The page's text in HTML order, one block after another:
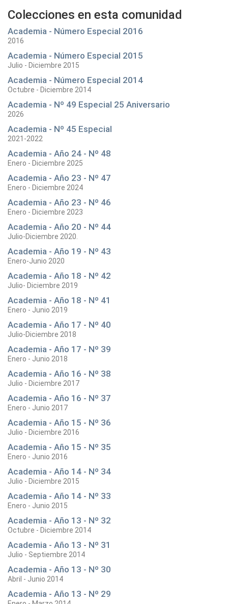
Colecciones en esta comunidad
Academia - Número Especial 2016
2016
Academia - Número Especial 2015
Julio - Diciembre 2015
Academia - Número Especial 2014
Octubre - Diciembre 2014
Academia - Nº 49 Especial 25 Aniversario
2026
Academia - Nº 45 Especial
2021-2022
Academia - Año 24 - Nº 48
Enero - Diciembre 2025
Academia - Año 23 - Nº 47
Enero - Diciembre 2024
Academia - Año 23 - Nº 46
Enero - Diciembre 2023
Academia - Año 20 - Nº 44
Julio-Diciembre 2020.
Academia - Año 19 - Nº 43
Enero-Junio 2020
Academia - Año 18 - Nº 42
Julio- Diciembre 2019
Academia - Año 18 - Nº 41
Enero - Junio 2019
Academia - Año 17 - Nº 40
Julio-Diciembre 2018
Academia - Año 17 - Nº 39
Enero - Junio 2018
Academia - Año 16 - Nº 38
Julio - Diciembre 2017
Academia - Año 16 - Nº 37
Enero - Junio 2017
Academia - Año 15 - Nº 36
Julio - Diciembre 2016
Academia - Año 15 - Nº 35
Enero - Junio 2016
Academia - Año 14 - Nº 34
Julio - Diciembre 2015
Academia - Año 14 - Nº 33
Enero - Junio 2015
Academia - Año 13 - Nº 32
Octubre - Diciembre 2014
Academia - Año 13 - Nº 31
Julio - Septiembre 2014
Academia - Año 13 - Nº 30
Abril - Junio 2014
Academia - Año 13 - Nº 29